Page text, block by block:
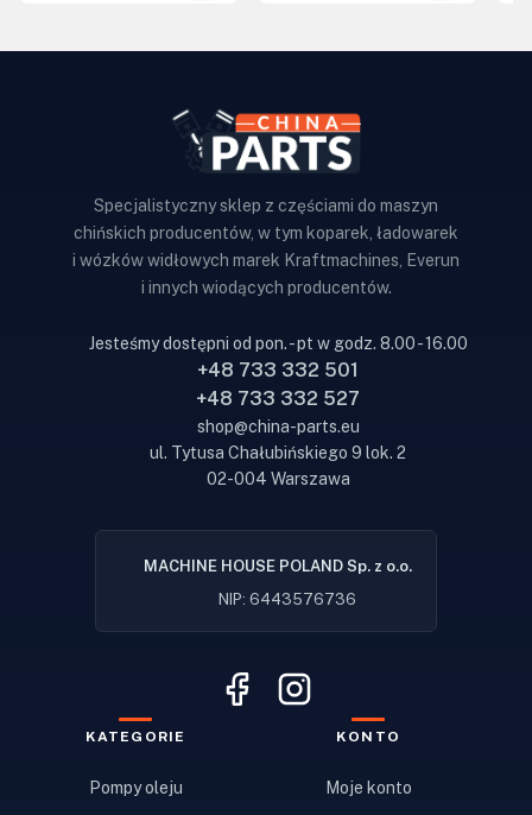
Specjalistyczny sklep z częściami do maszyn
chińskich producentów, w tym koparek, ładowarek
i wózków widłowych marek Kraftmachines, Everun
i innych wiodących producentów.
Jesteśmy dostępni od pon. - pt w godz. 8.00 - 16.00
+48 733 332 501
+48 733 332 527
shop@china-parts.eu
ul. Tytusa Chałubińskiego 9 lok. 2
02-004 Warszawa
MACHINE HOUSE POLAND Sp. z o.o.
NIP: 6443576736
KATEGORIE
Pompy oleju
KONTO
Moje konto